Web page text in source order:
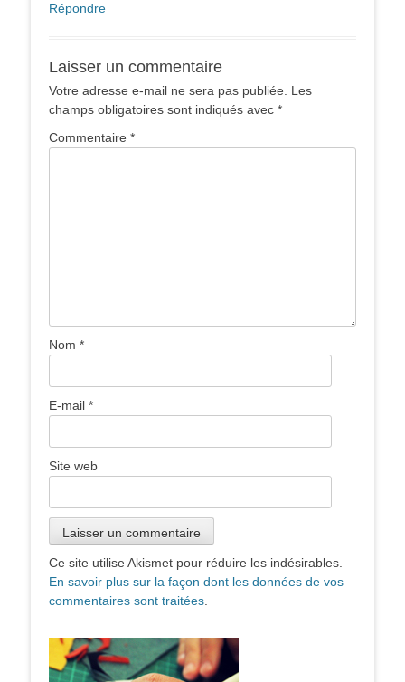
Répondre
Laisser un commentaire
Votre adresse e-mail ne sera pas publiée. Les
champs obligatoires sont indiqués avec *
Commentaire *
Nom *
E-mail *
Site web
Ce site utilise Akismet pour réduire les indésirables.
En savoir plus sur la façon dont les données de vos
commentaires sont traitées.